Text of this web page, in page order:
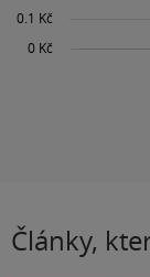
Články,